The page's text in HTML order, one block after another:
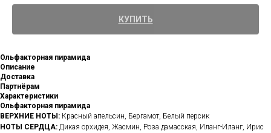
КУПИТЬ
Ольфакторная пирамида
Описание
Доставка
Партнёрам
Характеристики
Ольфакторная пирамида
ВЕРХНИЕ НОТЫ: Красный апельсин, Бергамот, Белый персик
НОТЫ СЕРДЦА: Дикая орхидея, Жасмин, Роза дамасская, Иланг-Иланг, Ирис